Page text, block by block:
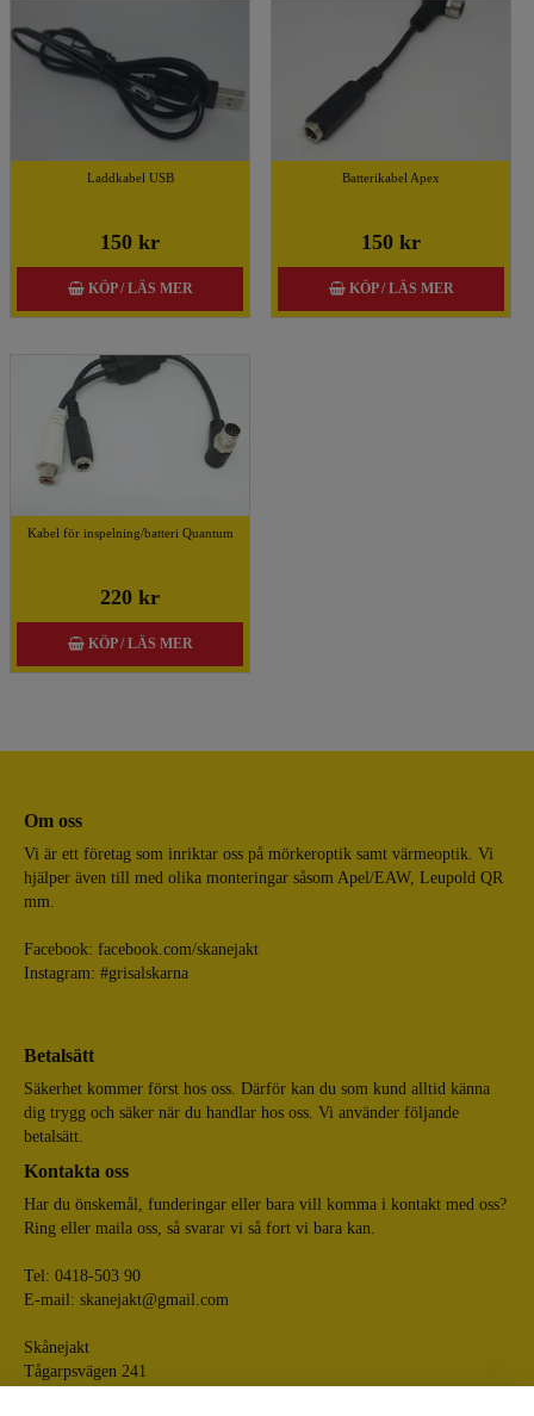
Laddkabel USB
150 kr
KÖP / LÄS MER
Batterikabel Apex
150 kr
KÖP / LÄS MER
Kabel för inspelning/batteri Quantum
220 kr
KÖP / LÄS MER
Om oss
Vi är ett företag som inriktar oss på mörkeroptik samt värmeoptik. Vi
hjälper även till med olika monteringar såsom Apel/EAW, Leupold QR
mm.
Facebook: facebook.com/skanejakt
Instagram: #grisalskarna
Betalsätt
Säkerhet kommer först hos oss. Därför kan du som kund alltid känna
dig trygg och säker när du handlar hos oss. Vi använder följande
betalsätt.
Kontakta oss
Har du önskemål, funderingar eller bara vill komma i kontakt med oss?
Ring eller maila oss, så svarar vi så fort vi bara kan.
Tel: 0418-503 90
E-mail: skanejakt@gmail.com
Skånejakt
Tågarpsvägen 241